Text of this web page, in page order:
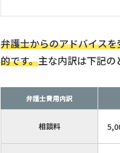
弁護士からのアドバイス
的です。主な内訳は下記の
弁護士費用内訳
相談料